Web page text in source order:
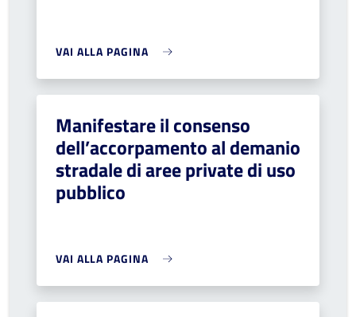
VAI ALLA PAGINA
Manifestare il consenso
dell’accorpamento al demanio
stradale di aree private di uso
pubblico
VAI ALLA PAGINA